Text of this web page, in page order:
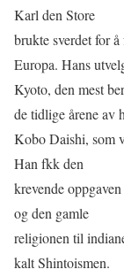
Karl den Store
brukte sverdet for
Europa. Hans
Kyoto, den mest
de tidlige årene av
Kobo Daishi, som
Han fkk den
krevende
og den gamle
religionen til
kalt Shintoismen.